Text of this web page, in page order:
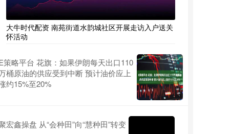
大牛时代配资 南苑街道水韵城社区开展走访入户送关
怀活动
策略平台 花旗：如果伊朗每天出口110
桶原油的供应受到中断 预计油价应上
约15%至20%
宏鑫操盘 从“会种田”向“慧种田”转变